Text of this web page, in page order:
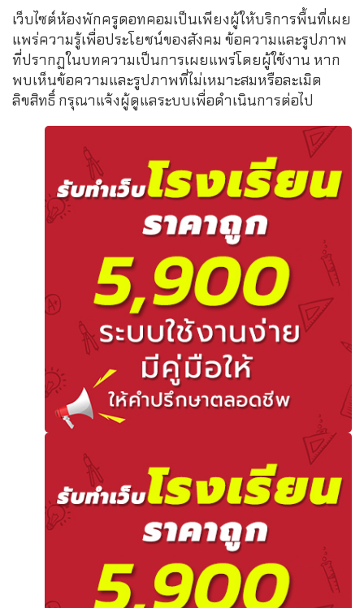
เว็บไซต์ห้องพักครูดอทคอมเป็นเพียงผู้ให้บริการพื้นที่เผย
แพร่ความรู้เพื่อประโยชน์ของสังคม ข้อความและรูปภาพ
ที่ปรากฏในบทความเป็นการเผยแพร่โดยผู้ใช้งาน หาก
พบเห็นข้อความและรูปภาพที่ไม่เหมาะสมหรือละเมิด
ลิขสิทธิ์ กรุณาแจ้งผู้ดูแลระบบเพื่อดำเนินการต่อไป